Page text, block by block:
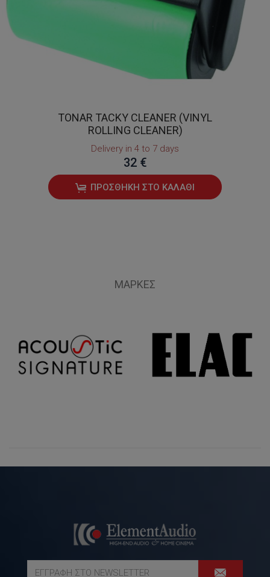
TONAR TACKY CLEANER (VINYL
ROLLING CLEANER)
Delivery in 4 to 7 days
32 €
ΠΡΟΣΘΉΚΗ ΣΤΟ ΚΑΛΆΘΙ
ΜΆΡΚΕΣ